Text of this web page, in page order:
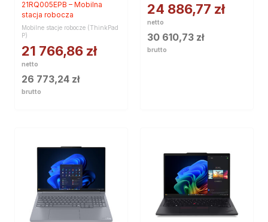
21RQ005EPB – Mobilna
stacja robocza
Mobilne stacje robocze (ThinkPad
P)
21 766,86 zł
netto
26 773,24 zł
brutto
24 886,77 zł
netto
30 610,73 zł
brutto